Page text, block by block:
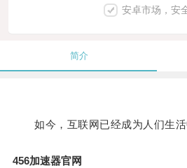
安卓市场，安
简介
如今，互联网已经成为人们生活
456加速器官网